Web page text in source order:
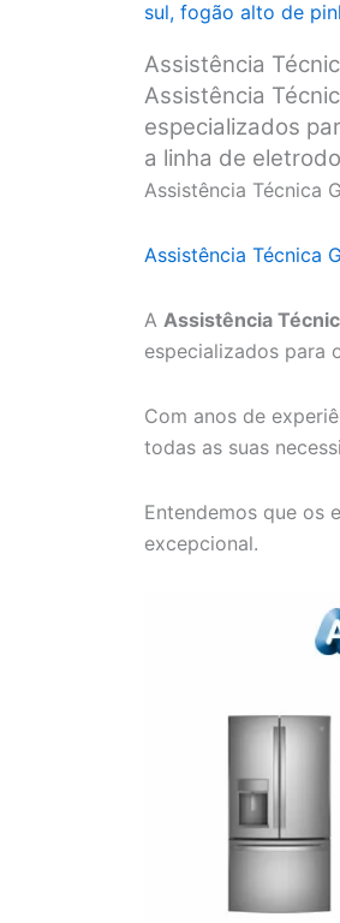
sul, fogão alto de
Assistência
Assistência
especializados
a linha de
Assistência Técnica
Assistência Técnica
A Assistência
especializados para
Com anos de
todas as suas
Entendemos que os
excepcional.